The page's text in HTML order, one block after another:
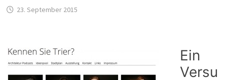
23. September 2015
Ein
Versu